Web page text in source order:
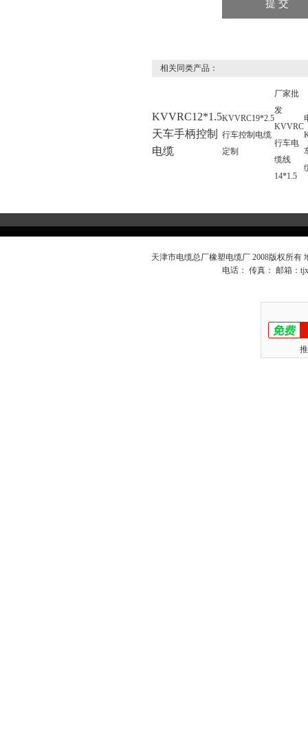
相关同类产品：
KVVRC12*1.5
天车手柄控制
电缆
KVVRC19*2.5
行车控制电缆
定制
厂家批
发
KVVRC
行车电
缆线
14*1.5
天津市电缆总厂橡塑电缆厂 2008版权所
电话： 传真： 邮箱：